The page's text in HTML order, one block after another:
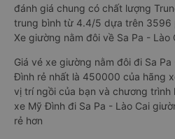
đánh giá chung có chất lượng
trung bình từ 4.4/5 dựa trên 3596
Xe giường nằm đôi về Sa Pa - Lào
Giá vé xe giường nằm đôi đi Sa
Đình rẻ nhất là 450000 của hãng
vị trí ngồi của bạn và chương trình
xe Mỹ Đình đi Sa Pa - Lào Cai
rẻ hơn